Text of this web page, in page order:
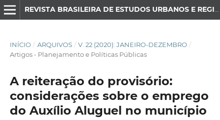
INÍCIO / ARQUIVOS / V. 22 (2020): JANEIRO-DEZEMBRO /
Artigos - Planejamento e Políticas Públicas
A reiteração do provisório:
considerações sobre o emprego
do Auxílio Aluguel no município